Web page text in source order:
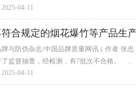
04-11
合规定的烟花爆竹等产品生
质量网讯 ( 作者 张忠 ) 据上海市市场监管局网站消息，近期，该局组织力量对烟花、爆竹
了监督抽查，经检测，有7批次不合格。 ...
04-11